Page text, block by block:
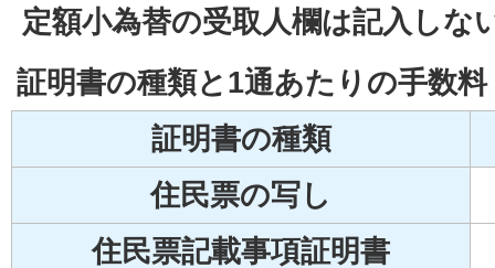
定額小為替の受取人欄は記入しな
証明書の種類と1通あたりの手数料
証明書の種類
住民票の写し
住民票記載事項証明書